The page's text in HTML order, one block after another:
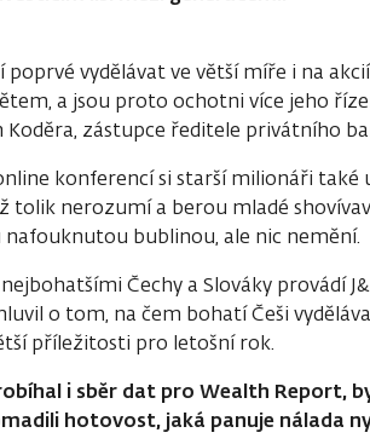
poprvé vydělávat ve větší míře i na
a jsou proto ochotni více jeho
zástupce ředitele privátního
konferencí si starší milionáři
tolik nerozumí a berou mladé
bublinou, ale nic nemění.
Čechy a Slováky provádí
o tom, na čem bohatí Češi
příležitosti pro letošní rok.
i sběr dat pro Wealth Report,
hotovost, jaká panuje nálada